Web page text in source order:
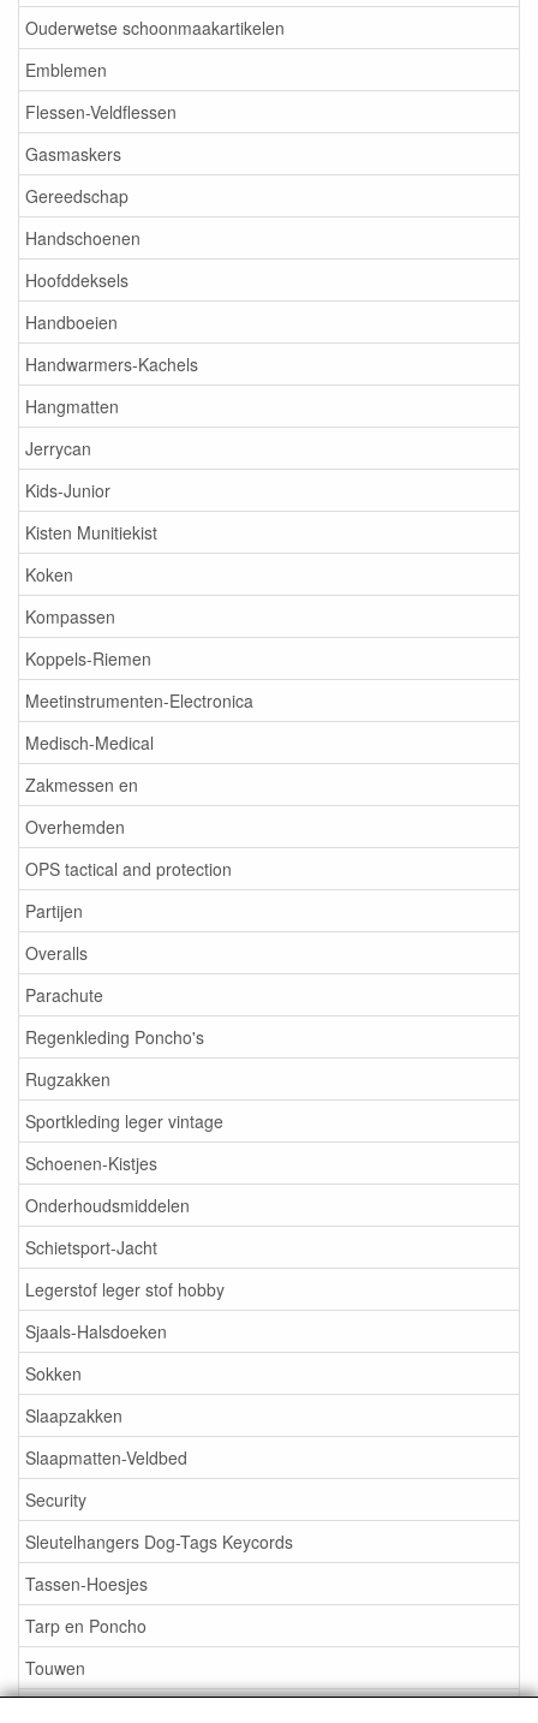
Ouderwetse schoonmaakartikelen
Emblemen
Flessen-Veldflessen
Gasmaskers
Gereedschap
Handschoenen
Hoofddeksels
Handboeien
Handwarmers-Kachels
Hangmatten
Jerrycan
Kids-Junior
Kisten Munitiekist
Koken
Kompassen
Koppels-Riemen
Meetinstrumenten-Electronica
Medisch-Medical
Zakmessen en
Overhemden
OPS tactical and protection
Partijen
Overalls
Parachute
Regenkleding Poncho's
Rugzakken
Sportkleding leger vintage
Schoenen-Kistjes
Onderhoudsmiddelen
Schietsport-Jacht
Legerstof leger stof hobby
Sjaals-Halsdoeken
Sokken
Slaapzakken
Slaapmatten-Veldbed
Security
Sleutelhangers Dog-Tags Keycords
Tassen-Hoesjes
Tarp en Poncho
Touwen